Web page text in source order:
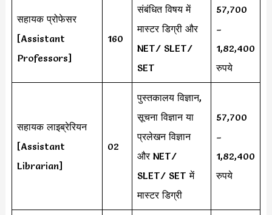
सहायक प्रोफेसर
[Assistant
Professors]
160
संबंधित विषय में
मास्टर डिग्री और
NET/ SLET/
SET
57,700
–
1,82,400
रुपये
सहायक लाइब्रेरियन
[Assistant
Librarian]
02
पुस्तकालय विज्ञान,
सूचना विज्ञान या
प्रलेखन विज्ञान
और NET/
SLET/ SET में
मास्टर डिग्री
57,700
–
1,82,400
रुपये